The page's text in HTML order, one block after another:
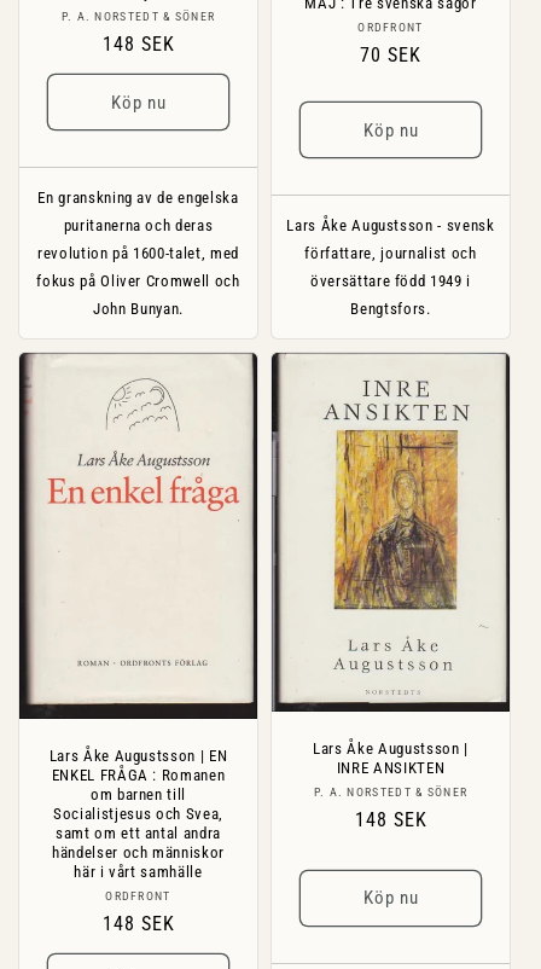
Säljare:
P. A. NORSTEDT & SÖNER
Ordinarie
pris
148 SEK
Köp nu
En granskning av de engelska
puritanerna och deras
revolution på 1600-talet, med
fokus på Oliver Cromwell och
John Bunyan.
Säljare:
ORDFRONT
Ordinarie
70 SEK
Köp nu
Lars Åke Augustsson - svensk
författare, journalist och
översättare född 1949 i
Bengtsfors.
Lars Åke Augustsson | EN
ENKEL FRÅGA : Romanen
om barnen till
Socialistjesus och Svea,
samt om ett antal andra
händelser och människor
här i vårt samhälle
Säljare:
ORDFRONT
Ordinarie
pris
148 SEK
Lars Åke Augustsson |
INRE ANSIKTEN
Säljare:
P. A. NORSTEDT & SÖNER
Ordinarie
148 SEK
Köp nu